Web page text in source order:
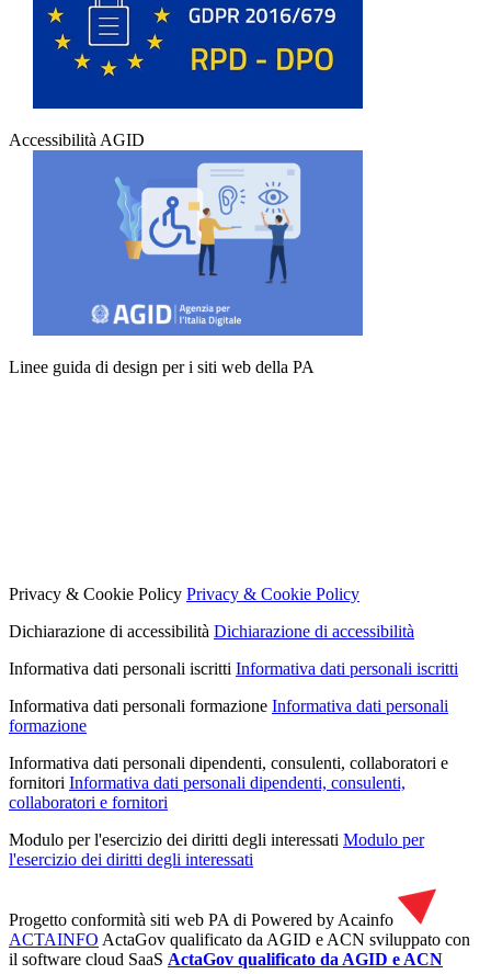
Accessibilità AGID
Linee guida di design per i siti web della PA
Privacy & Cookie Policy Privacy & Cookie Policy
Dichiarazione di accessibilità Dichiarazione di accessibilità
Informativa dati personali iscritti Informativa dati personali iscritti
Informativa dati personali formazione Informativa dati personali
formazione
Informativa dati personali dipendenti, consulenti, collaboratori e
fornitori Informativa dati personali dipendenti, consulenti,
collaboratori e fornitori
Modulo per l'esercizio dei diritti degli interessati Modulo per
l'esercizio dei diritti degli interessati
Progetto conformità siti web PA di Powered by Acainfo
ACTAINFO ActaGov qualificato da AGID e ACN sviluppato con
il software cloud SaaS ActaGov qualificato da AGID e ACN